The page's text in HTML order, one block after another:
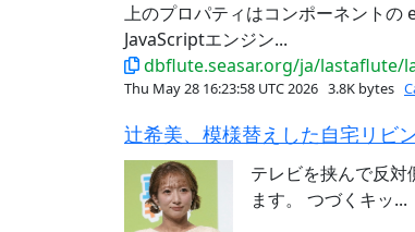
上のプロパティはコンポーネントの
JavaScriptエンジン...
dbflute.seasar.org/ja/lastaflute/
Thu May 28 16:23:58 UTC 2026 3.8K bytes
テレビを挟んで反対
ます。 つづくキッ...